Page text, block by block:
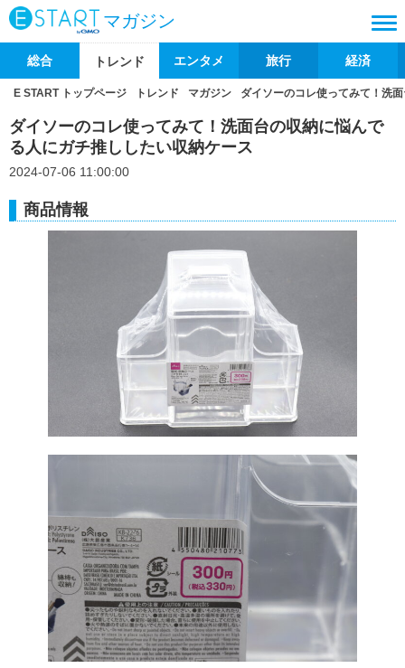
マガジン
総合 トレンド エンタメ 旅行 経済
E START トップページ トレンド マガジン ダイソーのコレ使ってみて！洗
ダイソーのコレ使ってみて！洗面台の収納に悩んで
る人にガチ推ししたい収納ケース
2024-07-06 11:00:00
商品情報